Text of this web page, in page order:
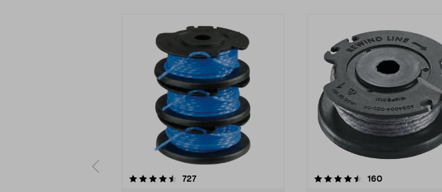
727anmeldelser
4.5 av 5 stjerner 160anmeldelser
3.5 av 5 stjerner